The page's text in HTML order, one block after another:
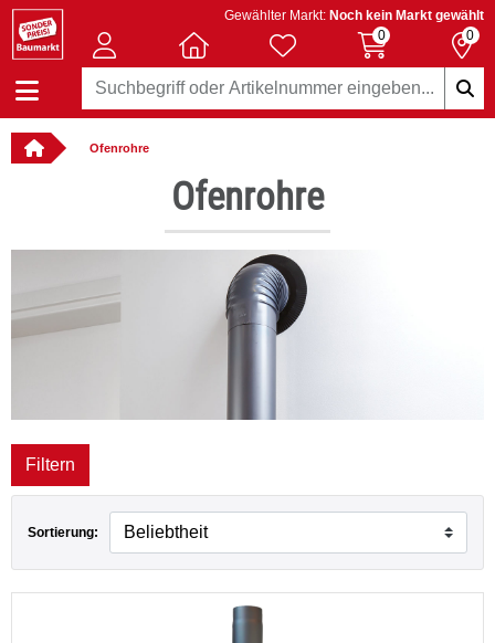
Gewählter Markt: Noch kein Markt gewählt
0
0
Ofenrohre
online bestellbar
Ofenrohre
Filtern
Sortierung: